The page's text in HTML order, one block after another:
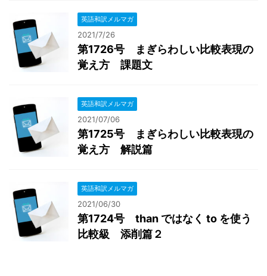
英語和訳メルマガ
2021/7/26
第1726号 まぎらわしい比較表現の
覚え方 課題文
英語和訳メルマガ
2021/07/06
第1725号 まぎらわしい比較表現の
覚え方 解説篇
英語和訳メルマガ
2021/06/30
第1724号 than ではなく to を使う
比較級 添削篇２